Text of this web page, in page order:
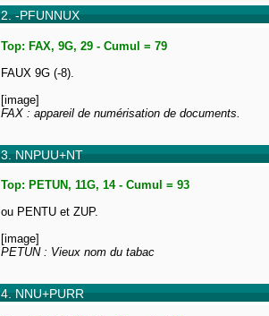
2. -PFUNNUX
Top: FAX, 9G, 29 - Cumul = 79
FAUX 9G (-8).
[image]
FAX : appareil de numérisation de documents.
3. NNPUU+NT
Top: PETUN, 11G, 14 - Cumul = 93
ou PENTU et ZUP.
[image]
PETUN : Vieux nom du tabac
4. NNU+PURR